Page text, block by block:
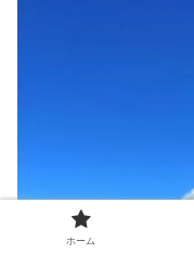
ホーム